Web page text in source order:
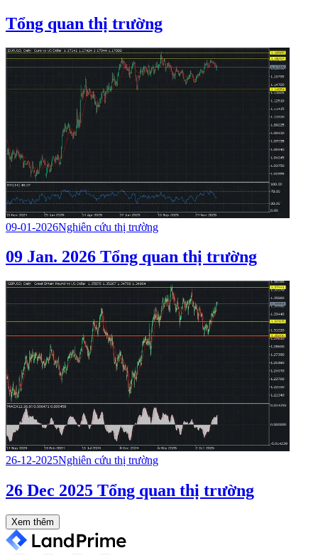
Tổng quan thị trường
09-01-2026Nghiên cứu thị trường
09 Jan. 2026 Tổng quan thị trường
26-12-2025Nghiên cứu thị trường
26 Dec 2025 Tổng quan thị trường
Xem thêm